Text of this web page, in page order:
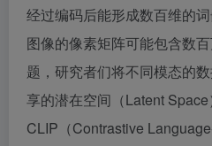
经过编码后能形成数百维的
图像的像素矩阵可能包含数
题，研究者们将不同模态的
享的潜在空间（Latent Space
CLIP（Contrastive